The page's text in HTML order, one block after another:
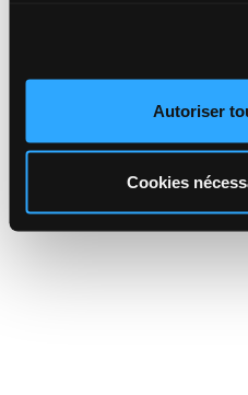
Autoriser
Cookies